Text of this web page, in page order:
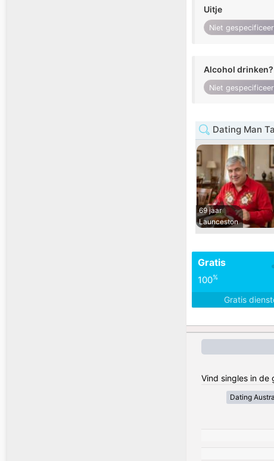
Uitje
Niet
Alcohol drinken?
Niet
Dating Man
69 jaar
Launceston
Gratis
100%
Gratis
Vind singles in de
Dating